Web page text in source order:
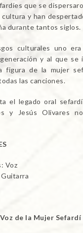
que se
y han
durante tantos siglos.
culturales uno
y al que se
figura de la mujer
las canciones.
el legado oral
y Jesús Olivares
Voz
de la Mujer Sefardí